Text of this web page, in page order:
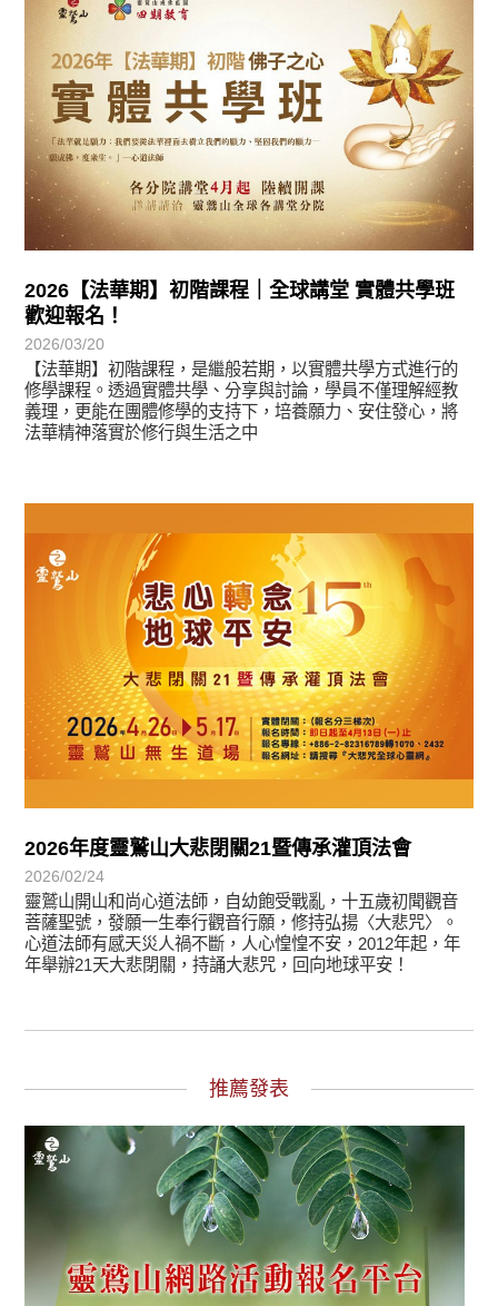
2026【法華期】初階課程｜全球講堂 實體共學班
歡迎報名！
2026/03/20
【法華期】初階課程，是繼般若期，以實體共學方式進行的
修學課程。透過實體共學、分享與討論，學員不僅理解經教
義理，更能在團體修學的支持下，培養願力、安住發心，將
法華精神落實於修行與生活之中
2026年度靈鷲山大悲閉關21暨傳承灌頂法會
2026/02/24
靈鷲山開山和尚心道法師，自幼飽受戰亂，十五歲初聞觀音
菩薩聖號，發願一生奉行觀音行願，修持弘揚〈大悲咒〉。
心道法師有感天災人禍不斷，人心惶惶不安，2012年起，年
年舉辦21天大悲閉關，持誦大悲咒，回向地球平安！
推薦發表